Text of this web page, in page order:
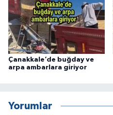
Çanakkale’de buğday ve
arpa ambarlara giriyor
Yorumlar